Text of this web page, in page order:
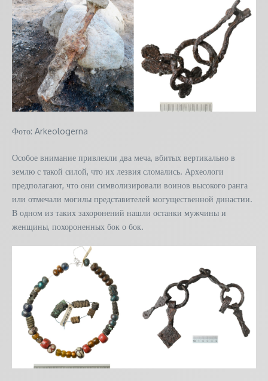
Фото: Arkeologerna
Особое внимание привлекли два меча, вбитых вертикально в
землю с такой силой, что их лезвия сломались. Археологи
предполагают, что они символизировали воинов высокого ранга
или отмечали могилы представителей могущественной династии.
В одном из таких захоронений нашли останки мужчины и
женщины, похороненных бок о бок.